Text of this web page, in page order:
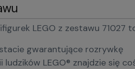
LEGO z zestawu
gwarantujące rozrywkę
ludzików LEGO® znajdzie się